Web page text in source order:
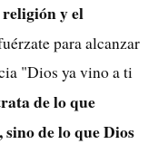
y el
para alcanzar
"Dios ya vino a ti
de lo que
de lo que Dios